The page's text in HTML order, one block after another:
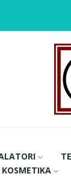
KOSMETIKA